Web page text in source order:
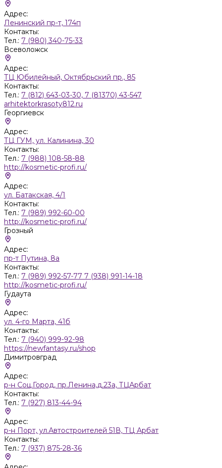
Адрес:
Ленинский пр-т, 174п
Контакты:
Тел.: 7 (980) 340-75-33
Всеволожск
Адрес:
ТЦ Юбилейный, Октябрьский пр., 85
Контакты:
Тел.: 7 (812) 643-03-30, 7 (81370) 43-547
arhitektorkrasoty812.ru
Георгиевск
Адрес:
ТЦ ГУМ, ул. Калинина, 30
Контакты:
Тел.: 7 (988) 108-58-88
http://kosmetic-profi.ru/
Адрес:
ул. Батакская, 4/1
Контакты:
Тел.: 7 (989) 992-60-00
http://kosmetic-profi.ru/
Грозный
Адрес:
пр-т Путина, 8а
Контакты:
Тел.: 7 (989) 992-57-77 7 (938) 991-14-18
http://kosmetic-profi.ru/
Гудаута
Адрес:
ул. 4-го Марта, 41б
Контакты:
Тел.: 7 (940) 999-92-98
https://newfantasy.ru/shop
Димитровград
Адрес:
р-н Соц.Город, пр.Ленина,д.23а, ТЦАрбат
Контакты:
Тел.: 7 (927) 813-44-94
Адрес:
р-н Порт, ул.Автостроителей 51В, ТЦ Арбат
Контакты:
Тел.: 7 (937) 875-28-36